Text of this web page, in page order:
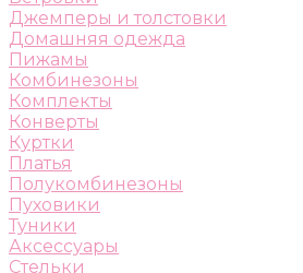
Джемперы и толстовки
Домашняя одежда
Пижамы
Комбинезоны
Комплекты
Конверты
Куртки
Платья
Полукомбинезоны
Пуховики
Туники
Аксессуары
Стельки